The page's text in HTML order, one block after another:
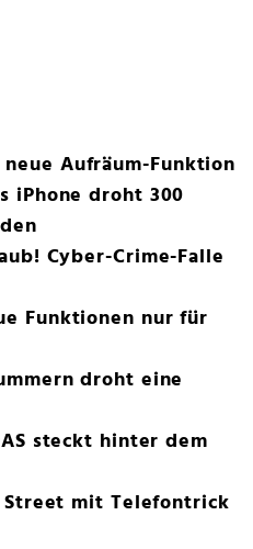
Aufräum-Funktion
iPhone droht 300
Cyber-Crime-Falle
Funktionen nur für
droht eine
steckt hinter dem
mit Telefontrick